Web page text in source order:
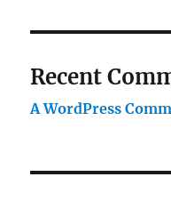
Recent
A WordPress